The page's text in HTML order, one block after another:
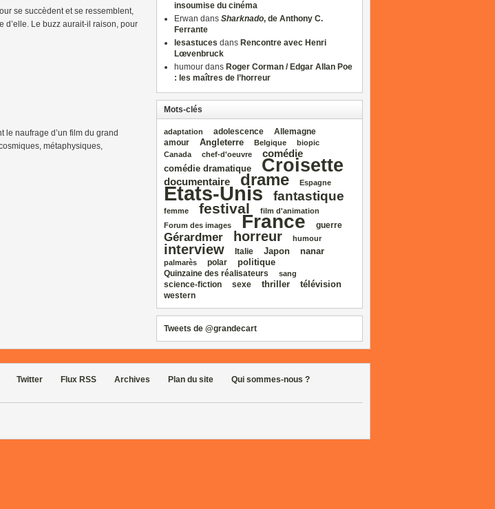
se succèdent et se ressemblent,
d’elle. Le buzz aurait-il raison, pour
le naufrage d’un film du grand
métaphysiques,
insoumise du cinéma
Erwan dans Sharknado, de Anthony C.
Ferrante
lesastuces dans Rencontre avec Henri
Lœvenbruck
humour dans Roger Corman / Edgar Allan Poe
: les maîtres de l’horreur
Mots-clés
adaptation adolescence Allemagne
amour Angleterre Belgique
biopic
Canada
chef‑d'oeuvre comédie
comédie dramatique Croisette
documentaire drame Espagne
Etats‑Unis fantastique
femme festival
film d'animation
Forum des images
France guerre
Gérardmer horreur humour
interview Italie Japon nanar
palmarès polar politique
Quinzaine des réalisateurs sang
science‑fiction sexe thriller télévision
western
Tweets de @grandecart
Twitter Flux RSS Archives Plan du site Qui sommes-nous ?